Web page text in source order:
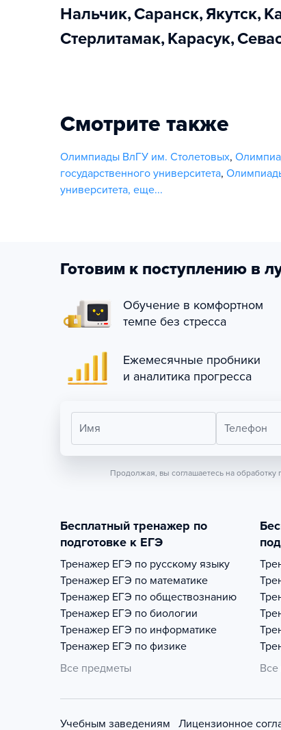
Нальчик, Саранск, Якутск,
Стерлитамак, Карасук,
Смотрите также
Олимпиады ВлГУ им. Столетовых,
государственного университета,
университета, еще...
Готовим к поступлению в
Обучение в комфортном
темпе без стресса
Ежемесячные пробники
и аналитика прогресса
Имя Телефон
Продолжая, вы соглашаетесь на
Бесплатный тренажер по
подготовке к ЕГЭ
Тренажер ЕГЭ по русскому языку
Тренажер ЕГЭ по математике
Тренажер ЕГЭ по обществознанию
Тренажер ЕГЭ по биологии
Тренажер ЕГЭ по информатике
Тренажер ЕГЭ по физике
Все предметы
Учебным заведениям Лицензионное